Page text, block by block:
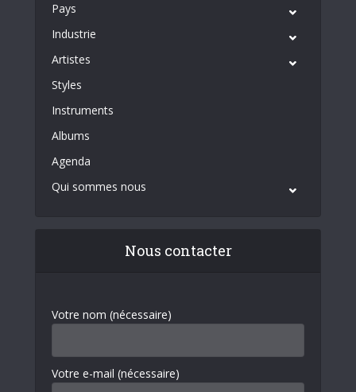
Pays
Industrie
Artistes
Styles
Instruments
Albums
Agenda
Qui sommes nous
Nous contacter
Votre nom (nécessaire)
Votre e-mail (nécessaire)